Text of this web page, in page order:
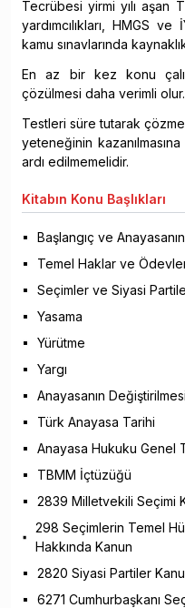
Tecrübesi yirmi yılı aşan
yardımcılıkları, HMGS
kamu sınavlarında
En az bir kez konu
çözülmesi daha verimli olur.
Testleri süre tutarak
yeteneğinin
ardı edilmemelidir.
Kitabın Konu Başlıkları
Başlangıç ve
Temel Haklar ve
Seçimler ve Siyasi
Yasama
Yürütme
Yargı
Anayasanın
Türk Anayasa Tarihi
Anayasa Hukuku Genel
TBMM İçtüzüğü
2839 Milletvekili Seçimi
298 Seçimlerin Temel
Hakkında Kanun
2820 Siyasi Partiler
6271 Cumhurbaşkanı